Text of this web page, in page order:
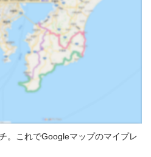
。これでGoogleマップのマイプレ